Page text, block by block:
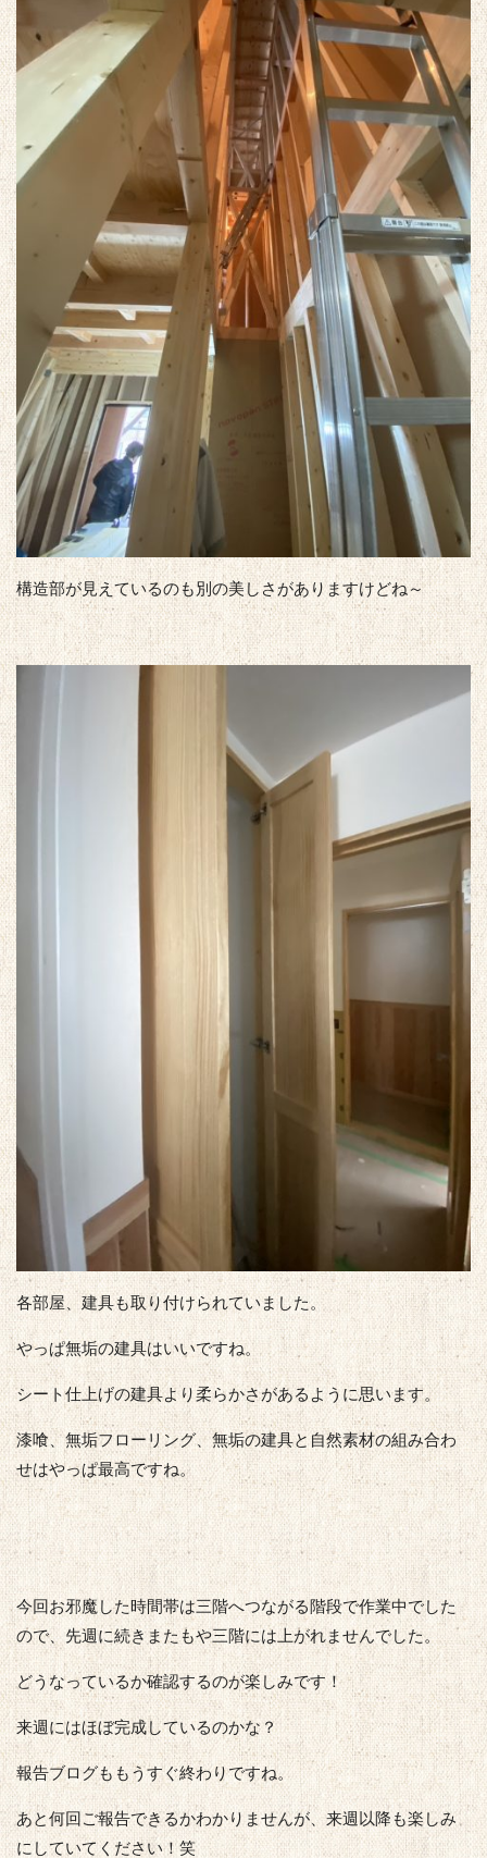
構造部が見えているのも別の美しさがありますけどね～
各部屋、建具も取り付けられていました。
やっぱ無垢の建具はいいですね。
シート仕上げの建具より柔らかさがあるように思います。
漆喰、無垢フローリング、無垢の建具と自然素材の組み合わ
せはやっぱ最高ですね。
今回お邪魔した時間帯は三階へつながる階段で作業中でした
ので、先週に続きまたもや三階には上がれませんでした。
どうなっているか確認するのが楽しみです！
来週にはほぼ完成しているのかな？
報告ブログももうすぐ終わりですね。
あと何回ご報告できるかわかりませんが、来週以降も楽しみ
にしていてください！笑